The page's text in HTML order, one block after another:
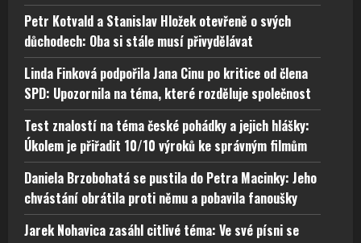
Petr Kotvald a Stanislav Hložek otevřeně o svých
důchodech: Oba si stále musí přivydělávat
Linda Finková podpořila Jana Cinu po kritice od člena
SPD: Upozornila na téma, které rozděluje společnost
Test znalostí na téma české pohádky a jejich hlášky:
Úkolem je přiřadit 10/10 výroků ke správným filmům
Daniela Brzobohatá se pustila do Petra Macinky: Jeho
chvástání obrátila proti němu a pobavila fanoušky
Jarek Nohavica zasáhl citlivé téma: Ve své písni se